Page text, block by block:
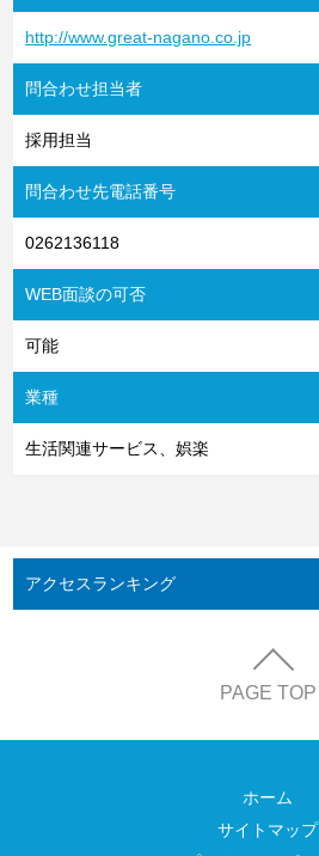
http://www.great-nagano.co.jp
問合わせ担当者
採用担当
問合わせ先電話番号
0262136118
WEB面談の可否
可能
業種
生活関連サービス、娯楽
アクセスランキング
PAGE TOP
ホーム
サイトマップ